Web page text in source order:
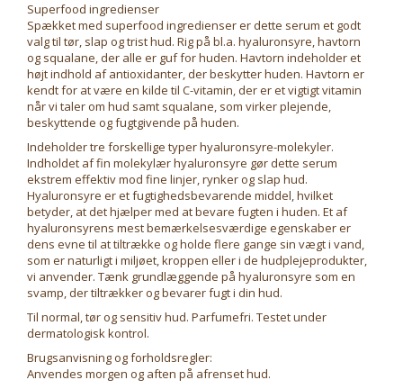
Superfood ingredienser
Spækket med superfood ingredienser er dette serum et godt
valg til tør, slap og trist hud. Rig på bl.a. hyaluronsyre, havtorn
og squalane, der alle er guf for huden. Havtorn indeholder et
højt indhold af antioxidanter, der beskytter huden. Havtorn er
kendt for at være en kilde til C-vitamin, der er et vigtigt vitamin
når vi taler om hud samt squalane, som virker plejende,
beskyttende og fugtgivende på huden.
Indeholder tre forskellige typer hyaluronsyre-molekyler.
Indholdet af fin molekylær hyaluronsyre gør dette serum
ekstrem effektiv mod fine linjer, rynker og slap hud.
Hyaluronsyre er et fugtighedsbevarende middel, hvilket
betyder, at det hjælper med at bevare fugten i huden. Et af
hyaluronsyrens mest bemærkelsesværdige egenskaber er
dens evne til at tiltrække og holde flere gange sin vægt i vand,
som er naturligt i miljøet, kroppen eller i de hudplejeprodukter,
vi anvender. Tænk grundlæggende på hyaluronsyre som en
svamp, der tiltrækker og bevarer fugt i din hud.
Til normal, tør og sensitiv hud. Parfumefri. Testet under
dermatologisk kontrol.
Brugsanvisning og forholdsregler:
Anvendes morgen og aften på afrenset hud.